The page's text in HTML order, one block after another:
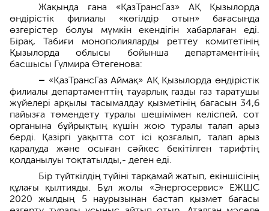
Жақында ғана «ҚазТрансГаз» АҚ Қызылорда
өндірістік филиалы «көгілдір отын» бағасында
өзгерістер болуы мүмкін екендігін хабарлаған еді.
Бірақ, Табиғи монополияларды реттеу комитетінің
Қызылорда облысы бойынша департаментінің
басшысы Гүлмира Өтегенова:
– «ҚазТрансГаз Аймақ» АҚ Қызылорда өндірістік
филиалы департаменттің тауарлық газды газ таратушы
жүйелері арқылы тасымалдау қызметінің бағасын 34,6
пайызға төмендету туралы шешімімен келіспей, сот
органына бұйрықтың күшін жою туралы талап арыз
берді. Қазіргі уақытта сот ісі қозғалып, талап арыз
қаралуда және осыған сәйкес бекітілген тарифтің
қолданылуы тоқтатылды,- деген еді.
Бір түйткілдің түйіні тарқамай жатып, екіншісінің
құлағы қылтияды. Бұл жолы «Энергосервис» ЕЖШС
2020 жылдың 5 наурызынан бастап қызмет бағасы